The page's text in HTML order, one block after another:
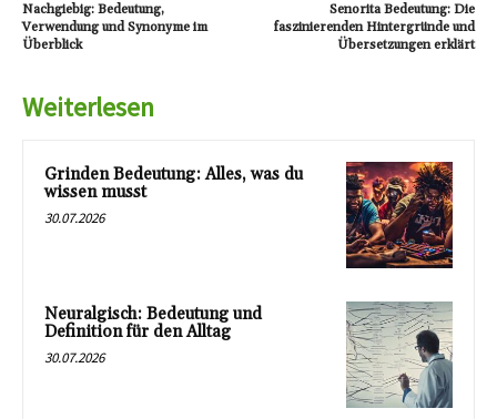
Nachgiebig: Bedeutung,
Verwendung und Synonyme im
Überblick
Senorita Bedeutung: Die
faszinierenden Hintergründe und
Übersetzungen erklärt
Weiterlesen
Grinden Bedeutung: Alles, was du
wissen musst
30.07.2026
Neuralgisch: Bedeutung und
Definition für den Alltag
30.07.2026